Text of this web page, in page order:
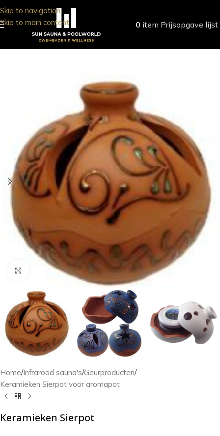
Skip to navigation
Skip to main content
0 item Prijsopgave lijst
Klik om te vergroten
Home/Infrarood sauna's/Geurproducten/
Keramieken Sierpot voor aromapot
Keramieken Sierpot